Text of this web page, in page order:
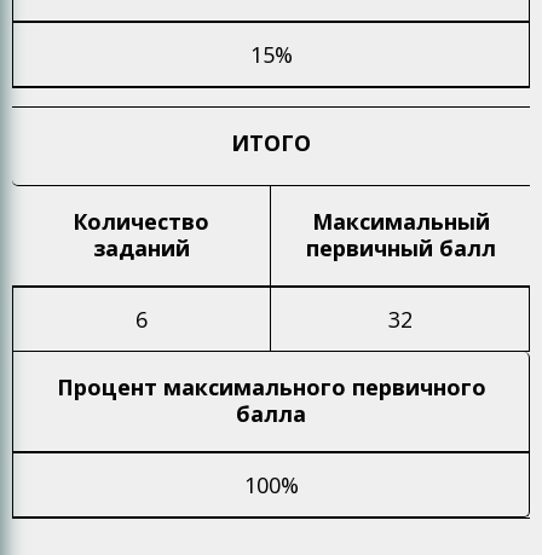
15%
ИТОГО
Количество
заданий
Максимальный
первичный балл
6 32
Процент максимального первичного
балла
100%